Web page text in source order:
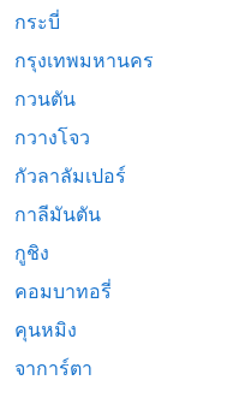
กระบี่
กรุงเทพมหานคร
กวนตัน
กวางโจว
กัวลาลัมเปอร์
กาลีมันตัน
กูชิง
คอมบาทอรี่
คุนหมิง
จาการ์ตา